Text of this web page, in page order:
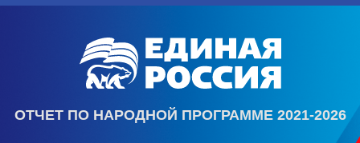
ОТЧЕТ ПО НАРОДНОЙ ПРОГРАММЕ 2021-2026